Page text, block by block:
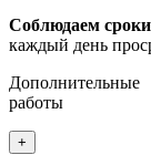
Соблюдаем сроки
каждый день
Дополнительные
работы
+